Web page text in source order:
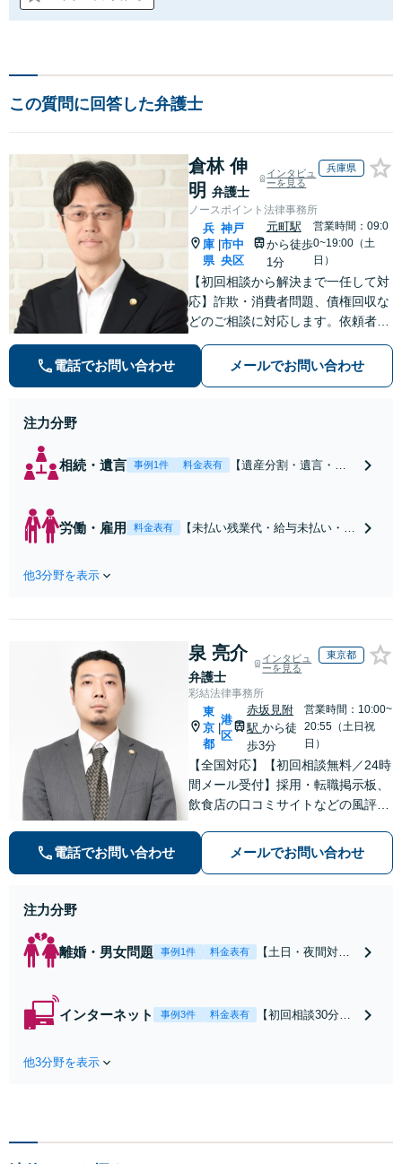
この質問に回答した弁護士
倉林 伸
明 弁護士
インタビュ
ーを見る
兵庫県
ノースポイント法律事務所
兵
庫
県
|
神戸
市中
央区
元町駅
から徒歩
1分
営業時間：09:0
0~19:00（土
日）
【初回相談から解決まで一任して対
応】詐欺・消費者問題、債権回収な
どのご相談に対応します。依頼者の
【元町駅1分・土日夜間の相談歓
迎】
電話でお問い合わせ メールでお問い合わせ
注力分野
相続・遺言 事例1件 料金表有
【遺産分割・遺言・相
てからでも、揉める前
労働・雇用 料金表有
【未払い残業代・給与未払い・退
【元町駅1分・土日夜間の相談歓
他3分野を表示
泉 亮介
弁護士
インタビュ
ーを見る
東京都
彩結法律事務所
東
京
都
港
区
赤坂見附
駅 から徒
歩3分
営業時間：10:00~
20:55（土日祝
日）
【全国対応】【初回相談無料／24時
間メール受付】採用・転職掲示板、
飲食店の口コミサイトなどの風評被
の種類を問わず相談可。可能な限り
早期対応で駆けつけサポート【労
電話でお問い合わせ メールでお問い合わせ
注力分野
離婚・男女問題 事例1件 料金表有
【土日・夜間対応
れたら、サインす
インターネット 事例3件 料金表有
【初回相談30分無
お店の風評被害対
他3分野を表示